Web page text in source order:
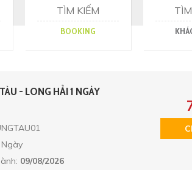
P. Quy Nhơn, Gia Lai
TÌM KIẾM
BOOKING
- LONG HẢI 1 NGÀY
09/08/2026